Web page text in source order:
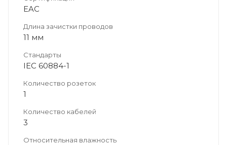
EAC
Длина зачистки проводов
11 мм
Стандарты
IEC 60884-1
Количество розеток
1
Количество кабелей
3
Относительная влажность